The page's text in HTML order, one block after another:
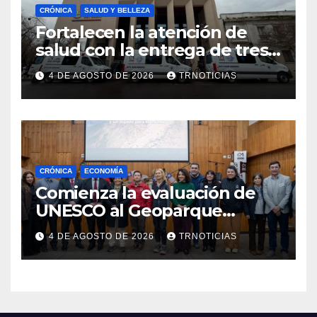
CRÓNICA SALUD Y BELLEZA
Fortalecen la atención de
salud con la entrega de tres
nuevas ambulancias para
Cauquenes y Sagrada Familia
4 DE AGOSTO DE 2026 TRNOTICIAS
CRÓNICA ECONOMÍA
Comienza la evaluación de
UNESCO al Geoparque
Aspirante Pillanmapu en el
Maule
4 DE AGOSTO DE 2026 TRNOTICIAS